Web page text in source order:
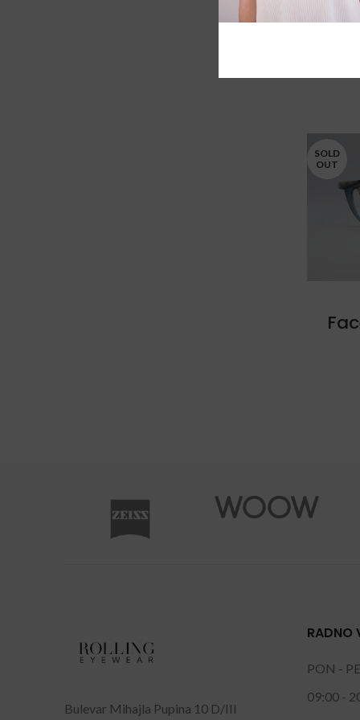
SOLD
OUT
Bulevar Mihajla Pupina 10 D/III
RADNO
PON -
09:00 -